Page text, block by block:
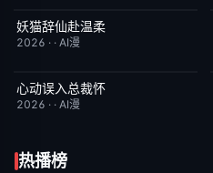
完结
妖猫辞仙赴温柔
2026 · · AI漫
完结
心动误入总裁怀
2026 · · AI漫
热播榜